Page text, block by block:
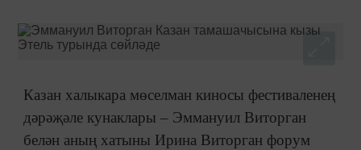
Казан халыкара мөселман киносы фестиваленең
дәрәҗәле кунаклары – Эммануил Виторган
белән аның хатыны Ирина Виторган форум